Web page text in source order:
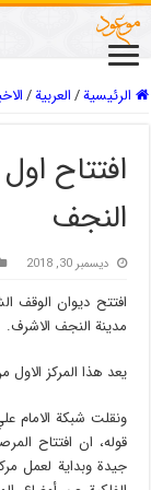
الرئيسية/العربیة/
افتتاح
النجف
ديسمبر 30, 2018
افتتح ديوان الوقف
مدينة النجف الاشرف.
يعد هذا المركز الاول
ونقلت شبكة الامام
قوله، ان افتتاح
جيدة وبداية لعمل